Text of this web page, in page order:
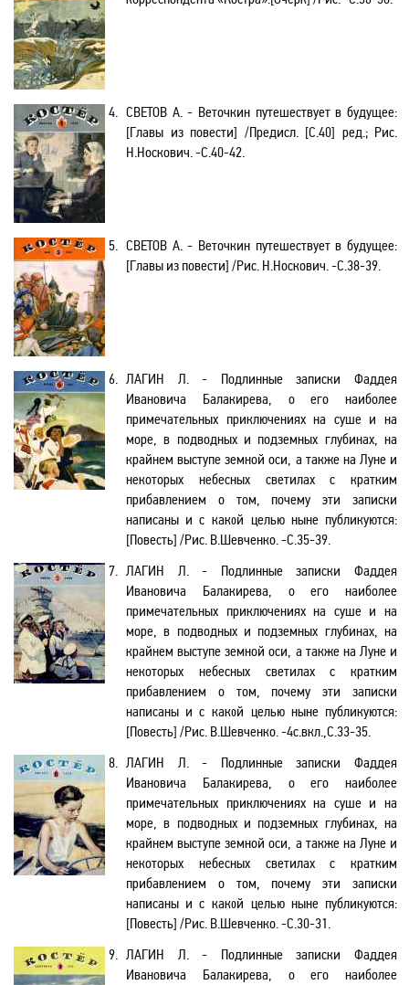
4. СВЕТОВ А. - Веточкин путешествует в будущее:
[Главы из повести] /Предисл. [С.40] ред.; Рис.
Н.Носкович.-С.40-42.
5. СВЕТОВ А. - Веточкин путешествует в будущее:
[Главы из повести] /Рис. Н.Носкович. -С.38-39.
6. ЛАГИН Л. - Подлинные записки Фаддея
Ивановича Балакирева, о его наиболее
примечательных приключениях на суше и на
море, в подводных и подземных глубинах, на
крайнем выступе земной оси, а также на Луне и
некоторых небесных светилах с кратким
прибавлением о том, почему эти записки
написаны и с какой целью ныне публикуются:
[Повесть] /Рис. В.Шевченко. -C.35-39.
7. ЛАГИН Л. - Подлинные записки Фаддея
Ивановича Балакирева, о его наиболее
примечательных приключениях на суше и на
море, в подводных и подземных глубинах, на
крайнем выступе земной оси, а также на Луне и
некоторых небесных светилах с кратким
прибавлением о том, почему эти записки
написаны и с какой целью ныне публикуются:
[Повесть] /Рис. В.Шевченко. -4с.вкл.,C.33-35.
8. ЛАГИН Л. - Подлинные записки Фаддея
Ивановича Балакирева, о его наиболее
примечательных приключениях на суше и на
море, в подводных и подземных глубинах, на
крайнем выступе земной оси, а также на Луне и
некоторых небесных светилах с кратким
прибавлением о том, почему эти записки
написаны и с какой целью ныне публикуются:
[Повесть] /Рис. В.Шевченко. -C.30-31.
9. ЛАГИН Л. - Подлинные записки Фаддея
Ивановича Балакирева, о его наиболее